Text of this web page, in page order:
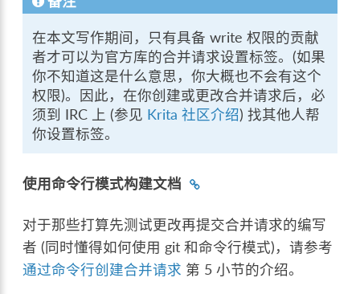
在本文写作期间，只有具备 write 权限的贡献
者才可以为官方库的合并请求设置标签。(如果
你不知道这是什么意思，你大概也不会有这个
权限)。因此，在你创建或更改合并请求后，必
须到 IRC 上 (参见 Krita 社区介绍) 找其他人帮
你设置标签。
使用命令行模式构建文档
对于那些打算先测试更改再提交合并请求的编写
者 (同时懂得如何使用 git 和命令行模式)，请参考
通过命令行创建合并请求 第 5 小节的介绍。